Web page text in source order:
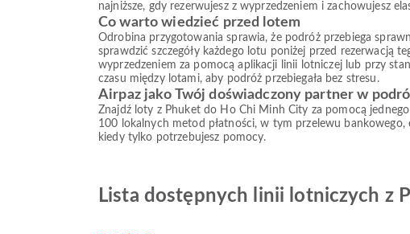
najniższe, gdy rezerwujesz z wyprzedzeniem i zachowujesz
Co warto wiedzieć przed lotem
Odrobina przygotowania sprawia, że podróż przebiega
sprawdzić szczegóły każdego lotu poniżej przed rezerwacją
wyprzedzeniem za pomocą aplikacji linii lotniczej lub przy
czasu między lotami, aby podróż przebiegała bez stresu.
Airpaz jako Twój doświadczony partner w
Znajdź loty z Phuket do Ho Chi Minh City za pomocą
100 lokalnych metod płatności, w tym przelewu
kiedy tylko potrzebujesz pomocy.
Lista dostępnych linii lotniczych z